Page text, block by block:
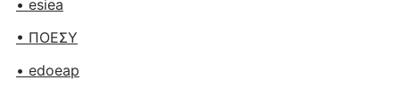
• esiea
• ΠΟΕΣΥ
• edoeap